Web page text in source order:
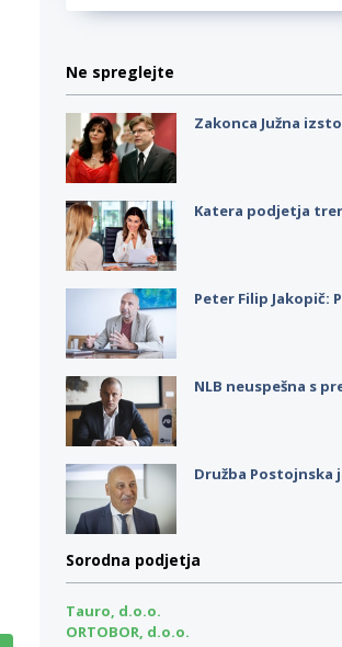
Ne spreglejte
Zakonca Južna
Katera podjetja
Peter Filip Jakopič:
NLB neuspešna s
Družba Postojnska
Sorodna podjetja
Tauro, d.o.o.
ORTOBOR, d.o.o.